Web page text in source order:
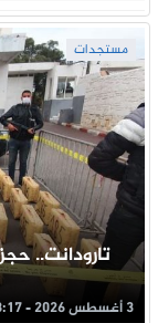
مستجدات
تارودانت..
3 أغسطس 2026 - 8:17